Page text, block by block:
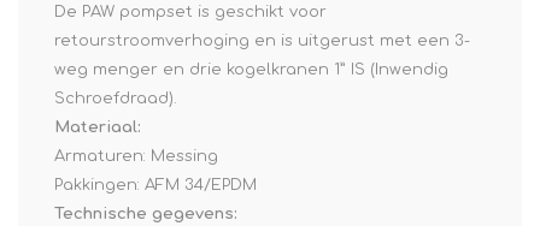
De PAW pompset is geschikt voor
retourstroomverhoging en is uitgerust met een 3-
weg menger en drie kogelkranen 1” IS (Inwendig
Schroefdraad).
Materiaal:
Armaturen: Messing
Pakkingen: AFM 34/EPDM
Technische gegevens: